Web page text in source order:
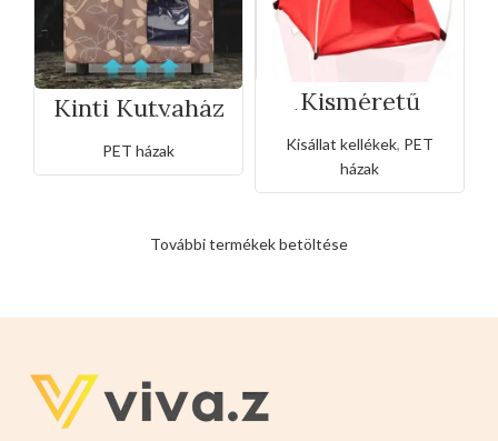
Kinti Kutyaház
vizálló
42x9x34cm
PET házak
Kisméretű
kisllat sátor
Kisállat kellékek, PET
házak
További termékek betöltése